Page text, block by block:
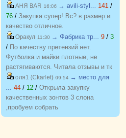
всяких похвал))
джинсы, и джемпера, и платья, и
блузки, вещи качественные,
соответствуют размеру и
описанию, организатор умничка
всегда оперативно отвечает, с
удовольствием буду участвовать
еще!
АНЯ BAR 16:06 → avili-styl... 141 /
76 / Закупка супер! Вс? в размер и
качество отличное.
Оракул 11:30 → Фабрика тр... 9 / 3
/ По качеству претензий нет.
Футболка и майки плотные, не
растягиваются. Читала отзывы и тк
люблю не в облипку вещи, на свой
46р-р заказала все вещи 48, все
равно получилось в облипку, и на
мой взгляд на рост 165-168
женский, у меня 173 мне
оля1 (Ckarlet) 09:54 → место для
... 44 / 12 / Открыла закупку
качественных зонтов 3 слона
,пробуем собрать
https://zakupki.deti74.ru/index.php?